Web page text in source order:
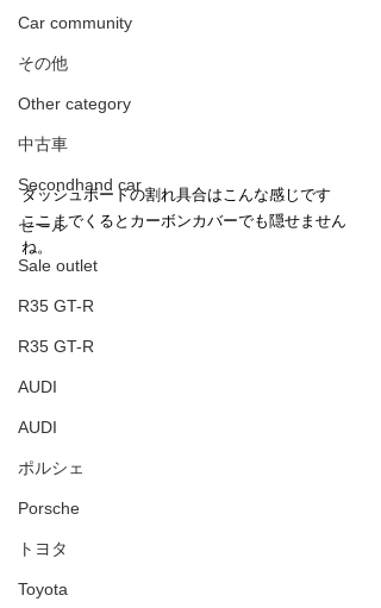
Car community
その他
Other category
中古車
Secondhand car
セール
Sale outlet
R35 GT-R
R35 GT-R
AUDI
AUDI
ポルシェ
Porsche
トヨタ
Toyota
ダッシュボードの割れ具合はこんな感じです
ここまでくるとカーボンカバーでも隠せません
ね。